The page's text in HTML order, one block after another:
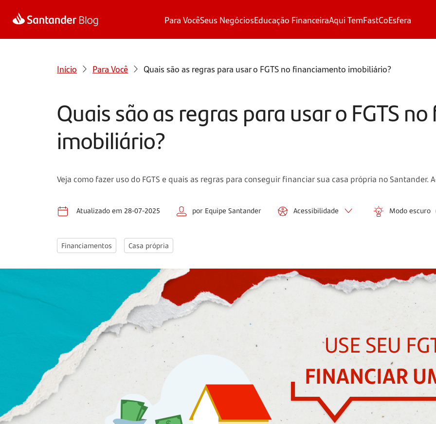
Para VocêSeus NegóciosEducação FinanceiraAqui TemFastCoEsfera
Início Para Você Quais são as regras para usar o FGTS no financiamento imobiliário?
Quais são as regras para usar o FGTS
imobiliário?
Veja como fazer uso do FGTS e quais as regras para conseguir financiar sua casa própria no Santander.
Atualizado em 28-07-2025 por Equipe Santander Acessibilidade Modo escuro
Financiamentos Casa própria